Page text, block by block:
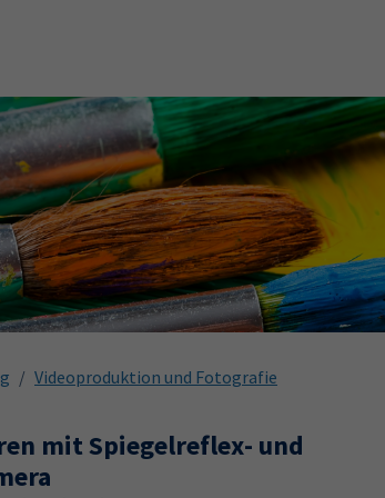
Videoproduktion und Fotografie
mit Spiegelreflex- und